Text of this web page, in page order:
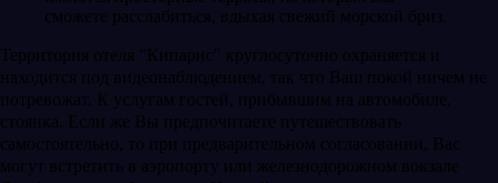
сможете расслабиться, вдыхая свежий морской бриз.
Территория отеля "Кипарис" круглосуточно охраняется и
находится под видеонаблюдением, так что Ваш покой ничем не
потревожат. К услугам гостей, прибывшим на автомобиле,
стоянка. Если же Вы предпочитаете путешествовать
самостоятельно, то при предварительном согласовании, Вас
могут встретить в аэропорту или железнодорожном вокзале